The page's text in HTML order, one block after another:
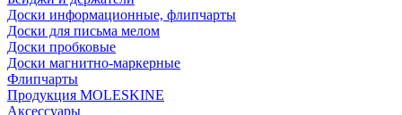
Доски информационные, флипчарты
Доски для письма мелом
Доски пробковые
Доски магнитно-маркерные
Флипчарты
Продукция MOLESKINE
Аксессуары